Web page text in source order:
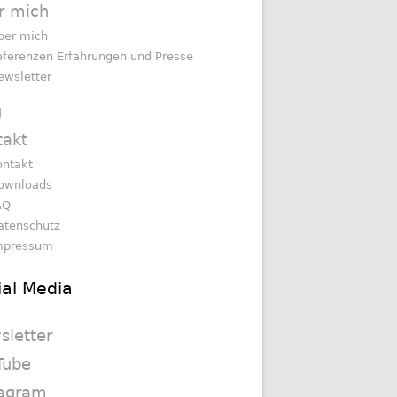
mich
mich
Erfahrungen und Presse
Media